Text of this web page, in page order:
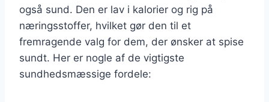
også sund. Den er lav i kalorier og rig på
næringsstoffer, hvilket gør den til et
fremragende valg for dem, der ønsker at spise
sundt. Her er nogle af de vigtigste
sundhedsmæssige fordele: